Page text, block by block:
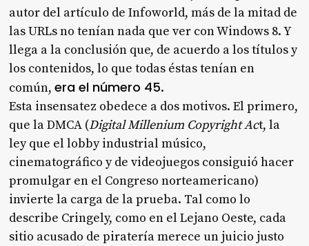
autor del artículo de Infoworld, más de la mitad de
las URLs no tenían nada que ver con Windows 8. Y
llega a la conclusión que, de acuerdo a los títulos y
los contenidos, lo que todas éstas tenían en
común,era el número 45.
Esta insensatez obedece a dos motivos. El primero,
que la DMCA (Digital Millenium Copyright Act, la
ley que el lobby industrial músico,
cinematográfico y de videojuegos consiguió hacer
promulgar en el Congreso norteamericano)
invierte la carga de la prueba. Tal como lo
describe Cringely, como en el Lejano Oeste, cada
sitio acusado de piratería merece un juicio justo